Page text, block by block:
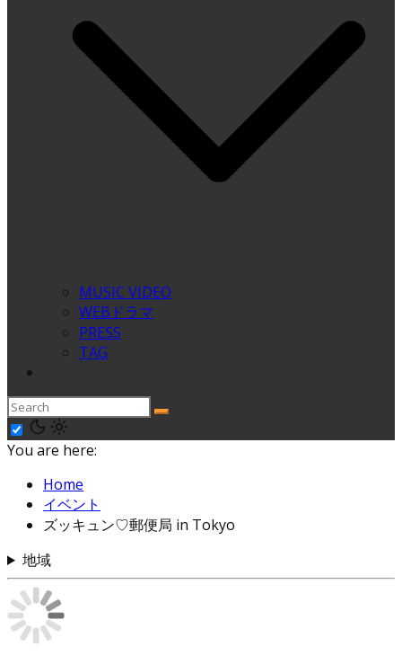
MUSIC VIDEO
WEBドラマ
PRESS
TAG
You are here:
Home
イベント
ズッキュン♡郵便局 in Tokyo
地域